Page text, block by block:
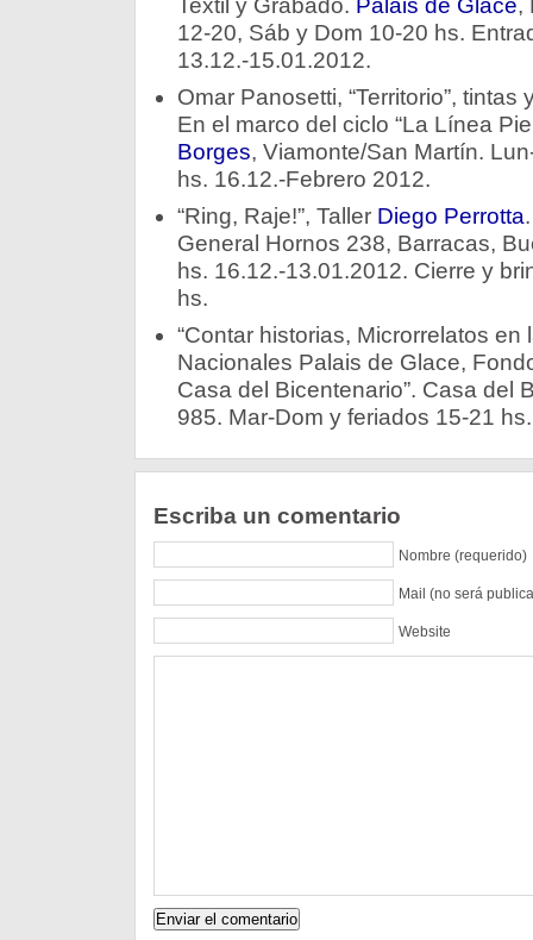
Textil y Grabado. Palais de Glace,
12-20, Sáb y Dom 10-20 hs.
13.12.-15.01.2012.
Omar Panosetti, “Territorio”,
En el marco del ciclo “La Línea
Borges, Viamonte/San Martín.
hs. 16.12.-Febrero 2012.
“Ring, Raje!”, Taller Diego Perrotta
General Hornos 238, Barracas,
hs. 16.12.-13.01.2012. Cierre y
hs.
“Contar historias, Microrrelatos en
Nacionales Palais de Glace,
Casa del Bicentenario”. Casa del
985. Mar-Dom y feriados 15-21
Escriba un comentario
Nombre (requerido)
Mail (no será
Website